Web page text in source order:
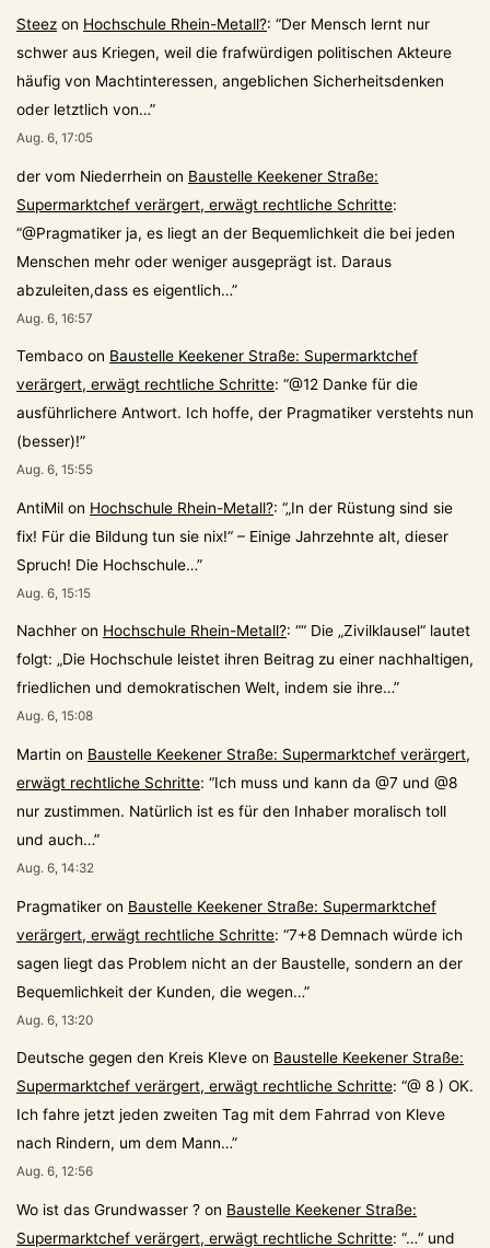
Steez on Hochschule Rhein-Metall?: “Der Mensch lernt nur
schwer aus Kriegen, weil die frafwürdigen politischen Akteure
häufig von Machtinteressen, angeblichen Sicherheitsdenken
oder letztlich von…”
Aug. 6, 17:05
der vom Niederrhein on Baustelle Keekener Straße:
Supermarktchef verärgert, erwägt rechtliche Schritte:
“@Pragmatiker ja, es liegt an der Bequemlichkeit die bei jeden
Menschen mehr oder weniger ausgeprägt ist. Daraus
abzuleiten,dass es eigentlich…”
Aug. 6, 16:57
Tembaco on Baustelle Keekener Straße: Supermarktchef
verärgert, erwägt rechtliche Schritte: “@12 Danke für die
ausführlichere Antwort. Ich hoffe, der Pragmatiker verstehts nun
(besser)!”
Aug. 6, 15:55
AntiMil on Hochschule Rhein-Metall?: “„In der Rüstung sind sie
fix! Für die Bildung tun sie nix!“ – Einige Jahrzehnte alt, dieser
Spruch! Die Hochschule…”
Aug. 6, 15:15
Nachher on Hochschule Rhein-Metall?: ““ Die „Zivilklausel“ lautet
folgt: „Die Hochschule leistet ihren Beitrag zu einer nachhaltigen,
friedlichen und demokratischen Welt, indem sie ihre…”
Aug. 6, 15:08
Martin on Baustelle Keekener Straße: Supermarktchef verärgert,
erwägt rechtliche Schritte: “Ich muss und kann da @7 und @8
nur zustimmen. Natürlich ist es für den Inhaber moralisch toll
und auch…”
Aug. 6, 14:32
Pragmatiker on Baustelle Keekener Straße: Supermarktchef
verärgert, erwägt rechtliche Schritte: “7+8 Demnach würde ich
sagen liegt das Problem nicht an der Baustelle, sondern an der
Bequemlichkeit der Kunden, die wegen…”
Aug. 6, 13:20
Deutsche gegen den Kreis Kleve on Baustelle Keekener Straße:
Supermarktchef verärgert, erwägt rechtliche Schritte: “@ 8 ) OK.
Ich fahre jetzt jeden zweiten Tag mit dem Fahrrad von Kleve
nach Rindern, um dem Mann…”
Aug. 6, 12:56
Wo ist das Grundwasser ? on Baustelle Keekener Straße:
Supermarktchef verärgert, erwägt rechtliche Schritte: “…“ und